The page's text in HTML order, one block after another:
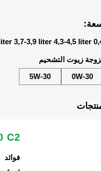
0,4 liter 3,7-3,9 liter
زيوت التشحيم
0W-30
5W-30
C2
فوائد